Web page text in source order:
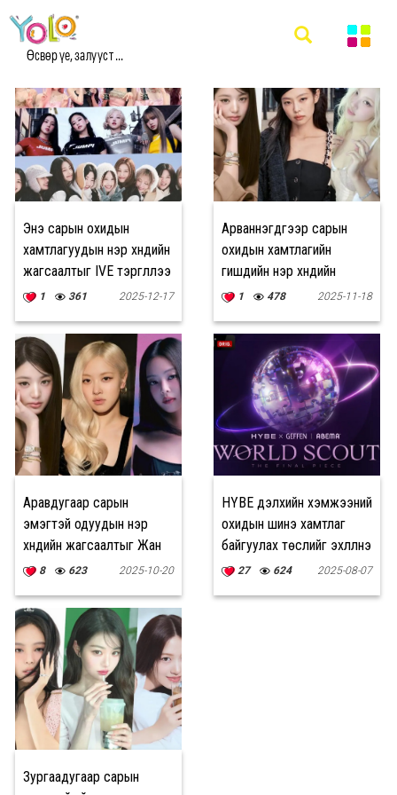
Өсвөр үе, залууст ...
#ОХИДЫН ХАМТЛАГ МЭДЭЭ
Энэ сарын охидын
хамтлагуудын нэр хүндийн
жагсаалтыг IVE тэргүүллээ
1 361 2025-12-17
Арваннэгдүгээр сарын
охидын хамтлагийн
гишүүдийн нэр хүндийн
жагсаалтыг Жан Вон Ён
1 478 2025-11-18
Аравдугаар сарын
эмэгтэй одуудын нэр
хүндийн жагсаалтыг Жан
Вон Ён тэргүүллээ
8 623 2025-10-20
HYBE дэлхийн хэмжээний
охидын шинэ хамтлаг
байгуулах төслийг эхлүүлнэ
27 624 2025-08-07
Зургаадугаар сарын